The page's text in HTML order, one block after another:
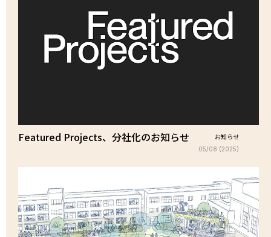
Featured Projects、分社化のお知らせ お知らせ
05/08 (2025)